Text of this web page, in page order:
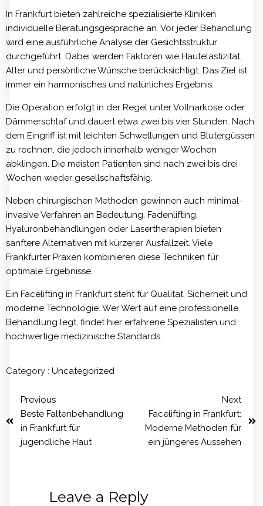
In Frankfurt bieten zahlreiche spezialisierte Kliniken
individuelle Beratungsgespräche an. Vor jeder Behandlung
wird eine ausführliche Analyse der Gesichtsstruktur
durchgeführt. Dabei werden Faktoren wie Hautelastizität,
Alter und persönliche Wünsche berücksichtigt. Das Ziel ist
immer ein harmonisches und natürliches Ergebnis.
Die Operation erfolgt in der Regel unter Vollnarkose oder
Dämmerschlaf und dauert etwa zwei bis vier Stunden. Nach
dem Eingriff ist mit leichten Schwellungen und Blutergüssen
zu rechnen, die jedoch innerhalb weniger Wochen
abklingen. Die meisten Patienten sind nach zwei bis drei
Wochen wieder gesellschaftsfähig.
Neben chirurgischen Methoden gewinnen auch minimal-
invasive Verfahren an Bedeutung. Fadenlifting,
Hyaluronbehandlungen oder Lasertherapien bieten
sanftere Alternativen mit kürzerer Ausfallzeit. Viele
Frankfurter Praxen kombinieren diese Techniken für
optimale Ergebnisse.
Ein Facelifting in Frankfurt steht für Qualität, Sicherheit und
moderne Technologie. Wer Wert auf eine professionelle
Behandlung legt, findet hier erfahrene Spezialisten und
hochwertige medizinische Standards.
Category : Uncategorized
Previous
Beste Faltenbehandlung
in Frankfurt für
jugendliche Haut
Next
Facelifting in Frankfurt:
Moderne Methoden für
ein jüngeres Aussehen
Leave a Reply